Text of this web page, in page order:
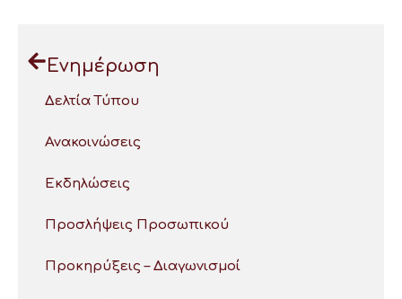
Ενημέρωση
Δελτία Τύπου
Ανακοινώσεις
Εκδηλώσεις
Προσλήψεις Προσωπικού
Προκηρύξεις – Διαγωνισμοί